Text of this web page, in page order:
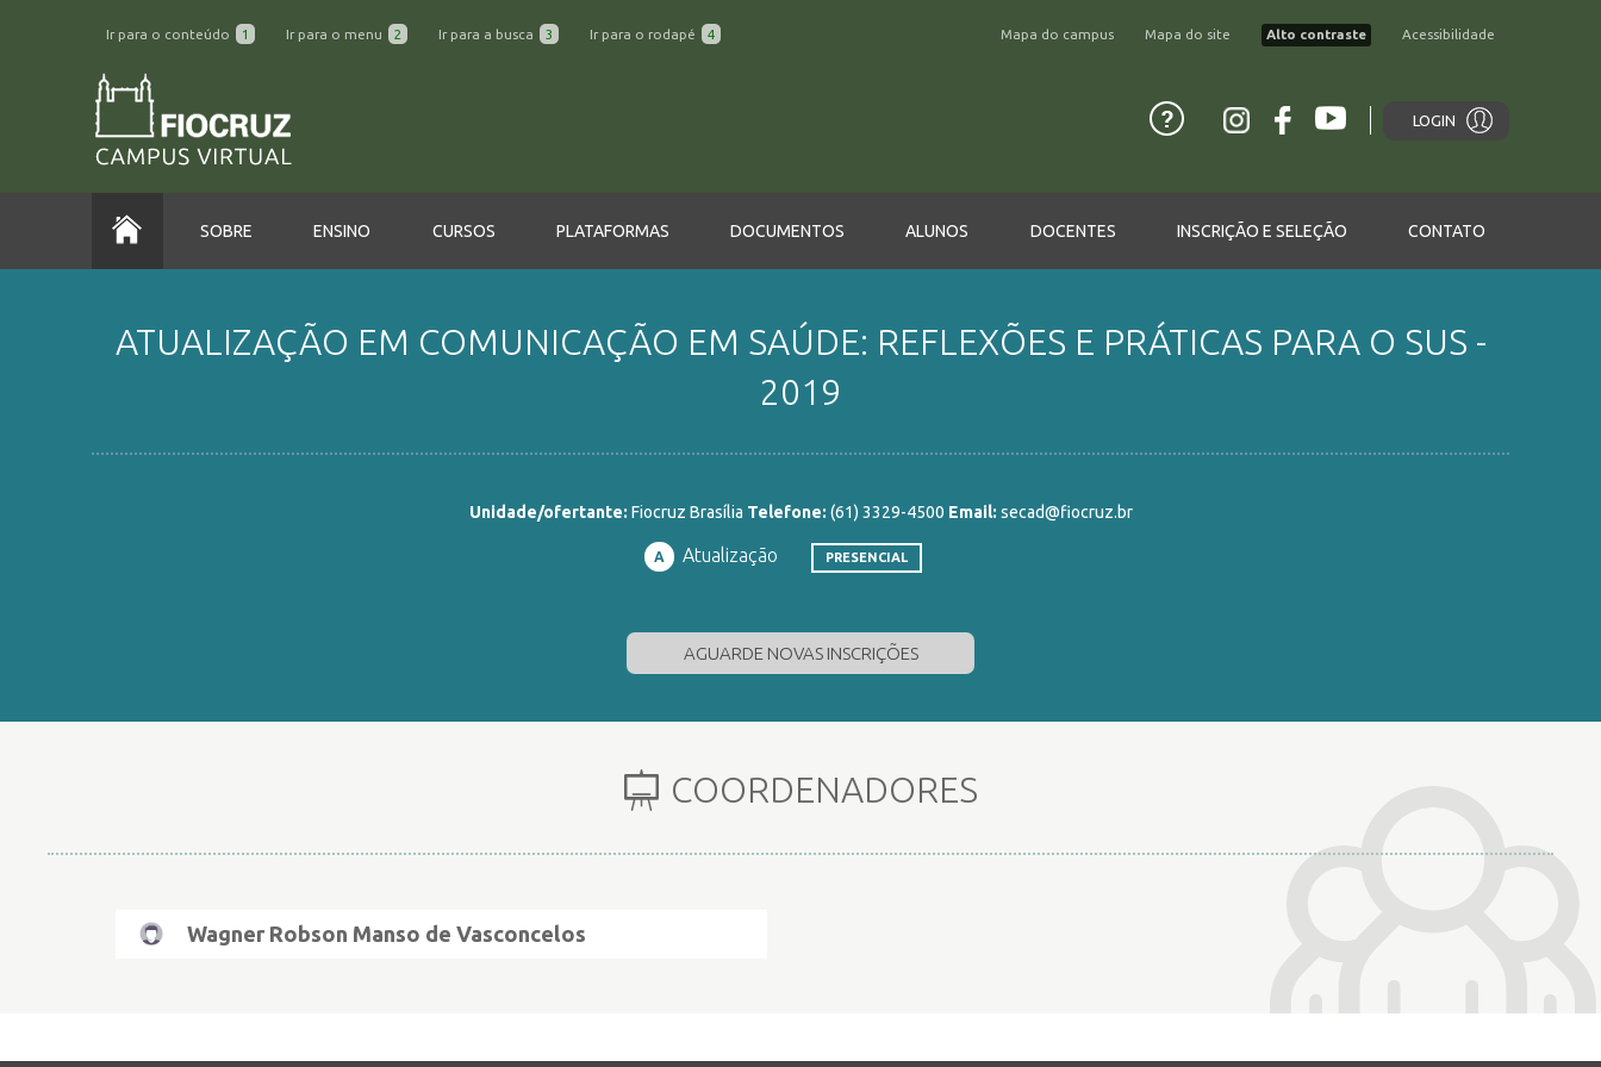
Ir para o conteúdo 1 Ir para o menu 2 Ir para a busca 3 Ir para o rodapé 4 Mapa do campus Mapa do site Alto contraste Acessibilidade
LOGIN
SOBRE ENSINO CURSOS PLATAFORMAS DOCUMENTOS ALUNOS DOCENTES INSCRIÇÃO E SELEÇÃO CONTATO
ATUALIZAÇÃO EM COMUNICAÇÃO EM SAÚDE: REFLEXÕES E PRÁTICAS PARA O SUS -
2019
Unidade/ofertante: Fiocruz Brasília Telefone: (61) 3329-4500 Email: secad@fiocruz.br
A Atualização PRESENCIAL
AGUARDE NOVAS INSCRIÇÕES
COORDENADORES
Wagner Robson Manso de Vasconcelos